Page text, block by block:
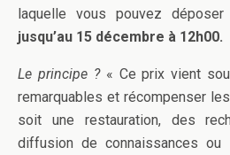
laquelle vous pouvez
jusqu’au 15 décembre à 12h00.
Le principe ?« Ce prix vient
remarquables et récompenser
soit une restauration, des
diffusion de connaissances ou